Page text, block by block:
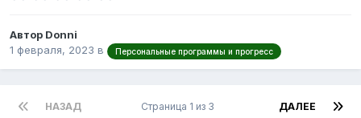
Автор Donni
1 февраля, 2023 в Персональные программы и прогресс
НАЗАД ДАЛЕЕ
Страница 1 из 3